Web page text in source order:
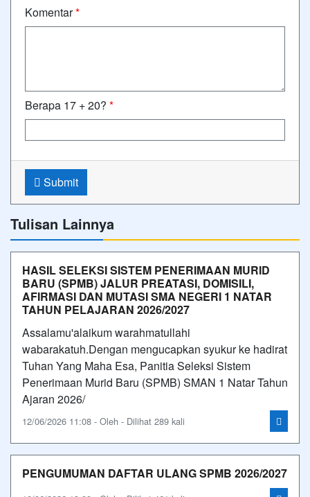
Komentar*
Berapa 17 + 20? *
Submit
Tulisan Lainnya
HASIL SELEKSI SISTEM PENERIMAAN MURID
BARU (SPMB) JALUR PREATASI, DOMISILI,
AFIRMASI DAN MUTASI SMA NEGERI 1 NATAR
TAHUN PELAJARAN 2026/2027
Assalamu'alaikum warahmatullahi
wabarakatuh.Dengan mengucapkan syukur ke hadirat
Tuhan Yang Maha Esa, Panitia Seleksi Sistem
Penerimaan Murid Baru (SPMB) SMAN 1 Natar Tahun
Ajaran 2026/
12/06/2026 11:08 - Oleh - Dilihat 289 kali
PENGUMUMAN DAFTAR ULANG SPMB 2026/2027